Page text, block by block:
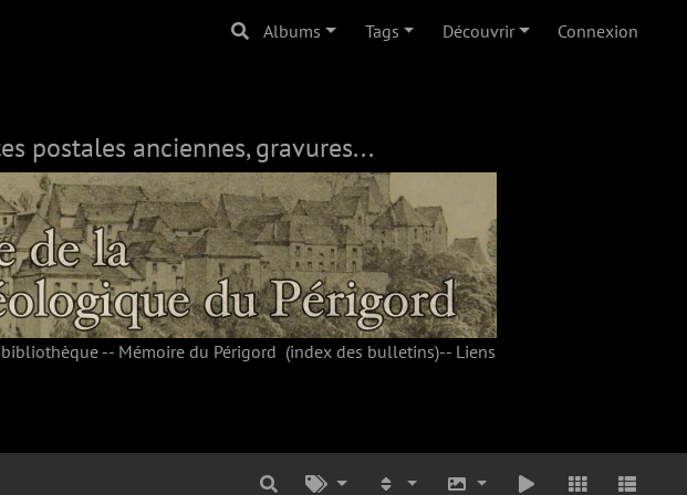
Albums Tags Découvrir Connexion
postales anciennes, gravures...
-- Mémoire du Périgord (index des bulletins)-- Liens